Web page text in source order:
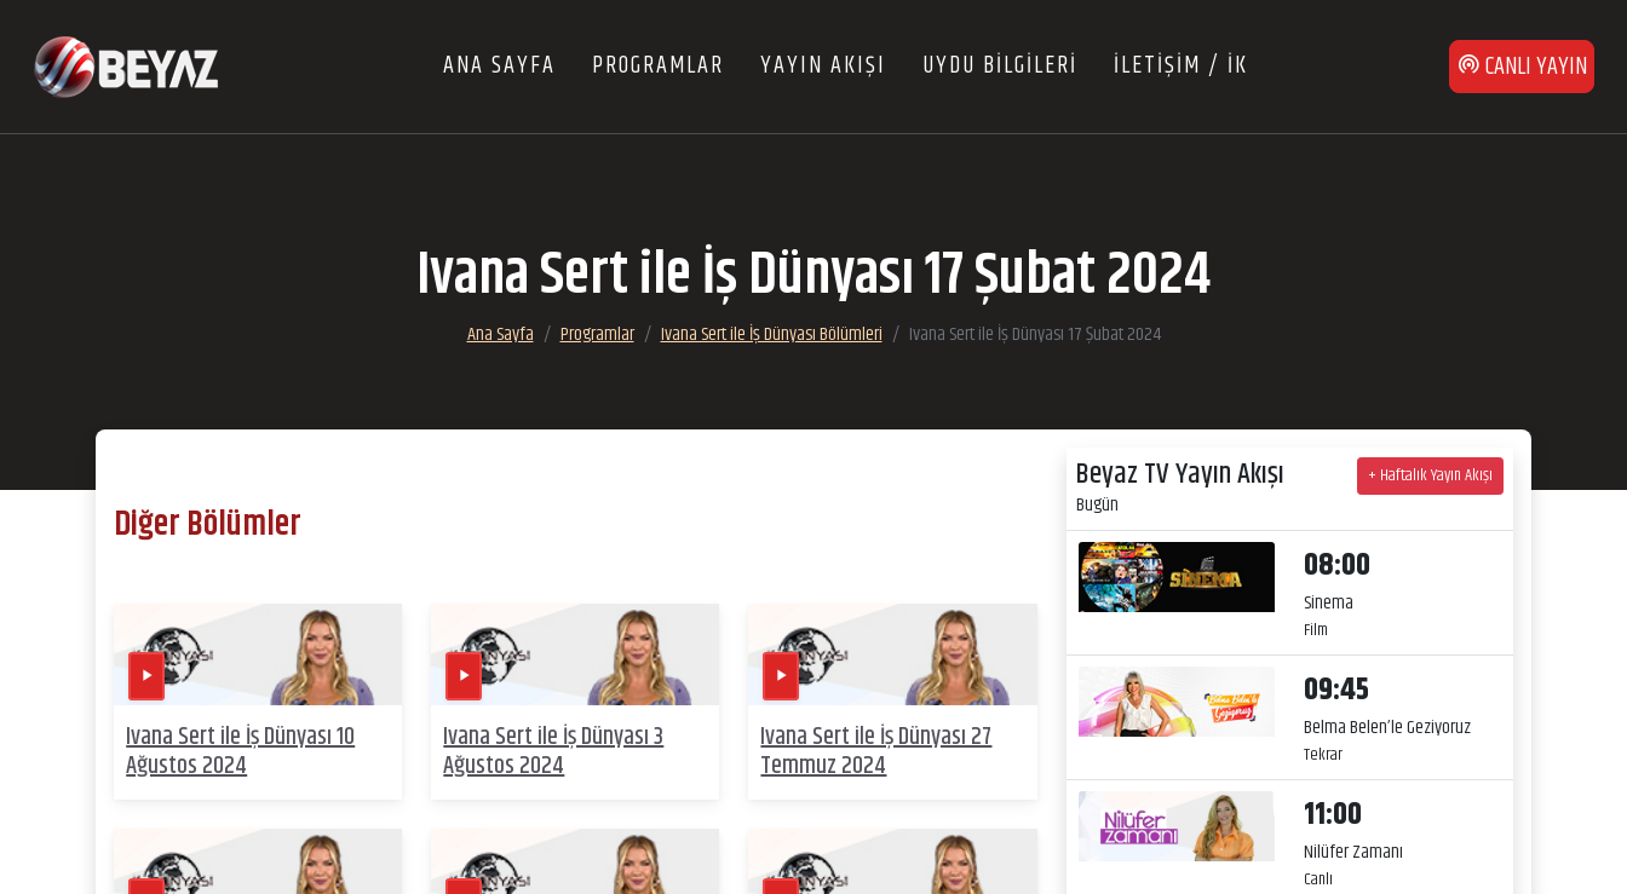
ANA SAYFA PROGRAMLAR YAYIN AKIŞI UYDU BİLGİLERİ İLETİŞİM / İK CANLI YAYIN
Ivana Sert ile İş Dünyası 17 Şubat 2024
Ana Sayfa Programlar Ivana Sert ile İş Dünyası Bölümleri Ivana Sert ile İş Dünyası 17 Şubat 2024
Diğer Bölümler
Ivana Sert ile İş Dünyası 10
Ağustos 2024
Ivana Sert ile İş Dünyası 3
Ağustos 2024
Ivana Sert ile İş Dünyası 27
Temmuz 2024
Beyaz TV Yayın Akışı
Bugün
+ Haftalık Yayın Akışı
08:00
Sinema
Film
09:45
Belma Belen’le Geziyoruz
Tekrar
11:00
Nilüfer Zamanı
Canlı